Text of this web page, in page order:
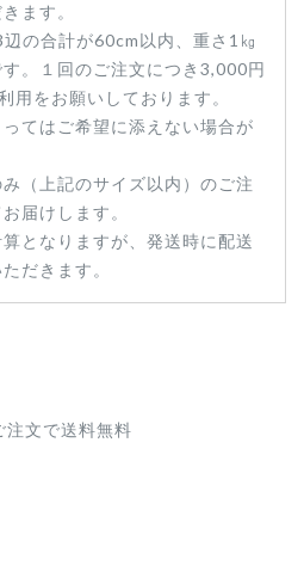
ます。
の合計が60cm以内、重さ1㎏
。１回のご注文につき3,000円
用をお願いしております。
てはご希望に添えない場合が
（上記のサイズ以内）のご注
届けします。
となりますが、発送時に配送
だきます。
文で送料無料